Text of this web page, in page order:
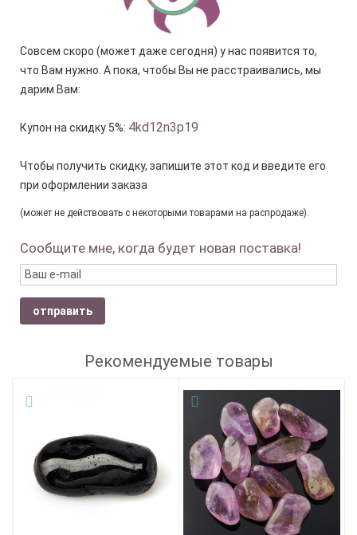
Совсем скоро (может даже сегодня) у нас появится то,
что Вам нужно. А пока, чтобы Вы не расстраивались, мы
дарим Вам:
Купон на скидку 5%: 4kd12n3p19
Чтобы получить скидку, запишите этот код и введите его
при оформлении заказа
(может не действовать с некоторыми товарами на распродаже).
Сообщите мне, когда будет новая поставка!
отправить
Рекомендуемые товары